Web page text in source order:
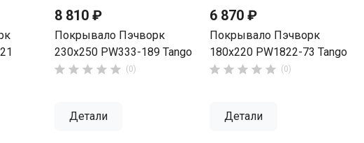
8 810 ₽
Покрывало Пэчворк
230х250 PW333-189 Tango
     (0)
Детали
6 870 ₽
Покрывало Пэчворк
180х220 PW1822-73 Tango
     (0)
Детали